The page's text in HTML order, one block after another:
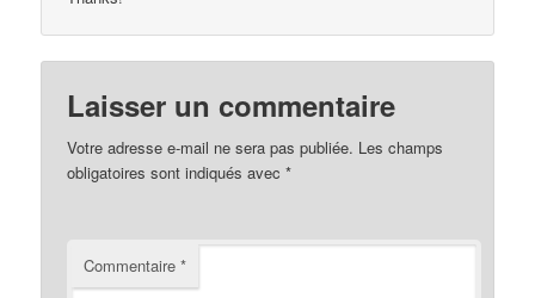
Laisser un commentaire
Votre adresse e-mail ne sera pas publiée. Les champs
obligatoires sont indiqués avec*
Commentaire*